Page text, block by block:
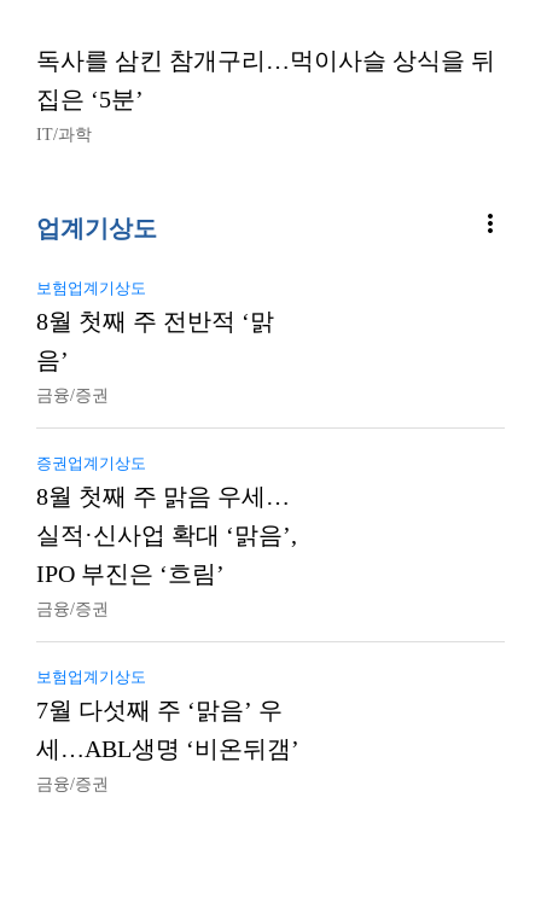
독사를 삼킨 참개구리…먹이사슬 상식을 뒤
집은 ‘5분’
IT/과학
업계기상도 more_vert
보험업계기상도
8월 첫째 주 전반적 ‘맑
음’
금융/증권
증권업계기상도
8월 첫째 주 맑음 우세…
실적·신사업 확대 ‘맑음’,
IPO 부진은 ‘흐림’
금융/증권
보험업계기상도
7월 다섯째 주 ‘맑음’ 우
세…ABL생명 ‘비온뒤갬’
금융/증권